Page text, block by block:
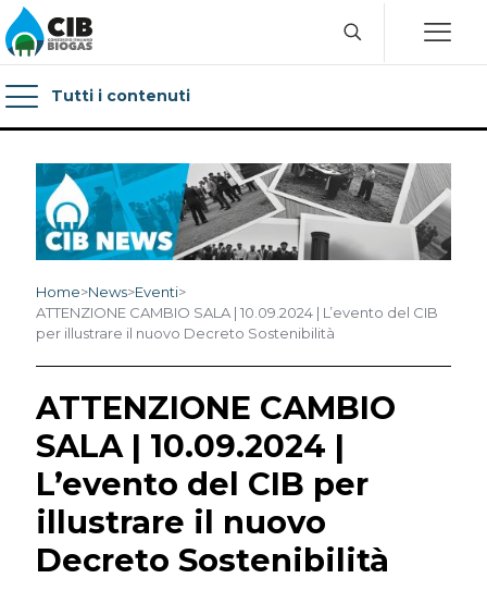
Tutti i contenuti
Home>News>Eventi>
ATTENZIONE CAMBIO SALA | 10.09.2024 | L’evento del CIB
per illustrare il nuovo Decreto Sostenibilità
ATTENZIONE CAMBIO
SALA | 10.09.2024 |
L’evento del CIB per
illustrare il nuovo
Decreto Sostenibilità